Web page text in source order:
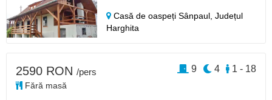
Casă de oaspeți Sânpaul,Județul
Harghita
2590 RON /pers
Fără masă
1 - 18
4
9